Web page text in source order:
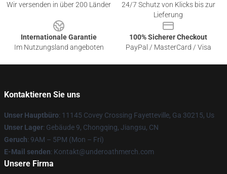
Wir versenden in über 200 Länder
24/7 Schutz von Klicks bis zur
Lieferung
Internationale Garantie
Im Nutzungsland angeboten
100% Sicherer Checkout
PayPal / MasterCard / Visa
Kontaktieren Sie uns
Unser Hauptbüro: 11145 Covey Crossing Fayetteville, Ga 30215, Us
Unser Lager: Gebäude 9, Chongqing, Jiangsu, CN
Geruch: 9AM – 5PM (Mon – Fri)
E-Mail senden: Kontakt@underoathmerch.com
Unsere Firma